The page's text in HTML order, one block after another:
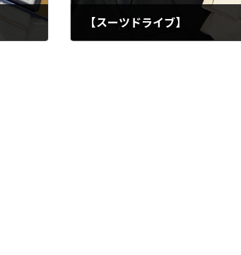
【スーツドライブ】